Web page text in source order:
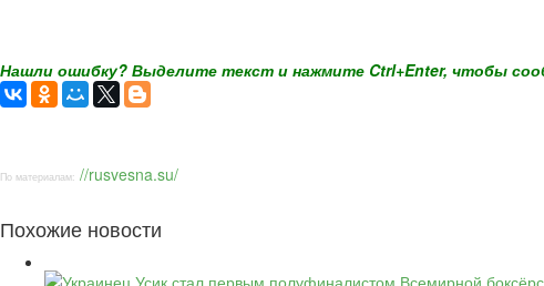
Нашли ошибку? Выделите текст и нажмите Ctrl+Enter, чтобы
По материалам: //rusvesna.su/
Похожие новости